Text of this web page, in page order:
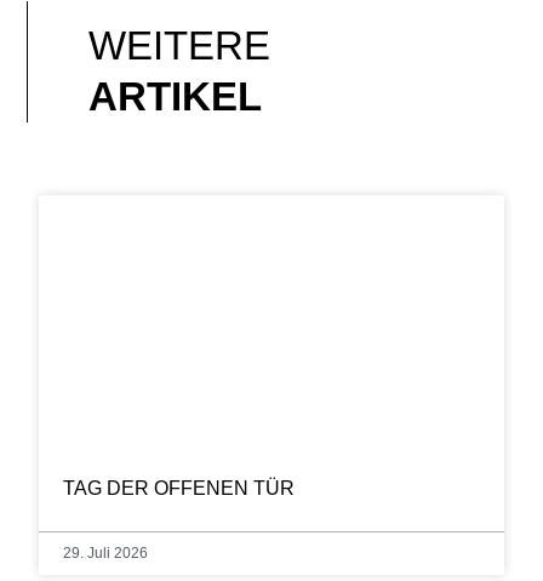
WEITERE
ARTIKEL
TAG DER OFFENEN TÜR
29. Juli 2026